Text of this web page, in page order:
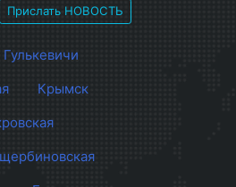
Прислать НОВОСТЬ
Гулькевичи
Крымск